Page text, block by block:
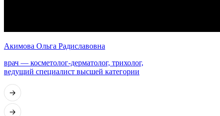
Акимова Ольга Радиславовна
врач — косметолог-дерматолог, трихолог,
ведущий специалист высшей категории